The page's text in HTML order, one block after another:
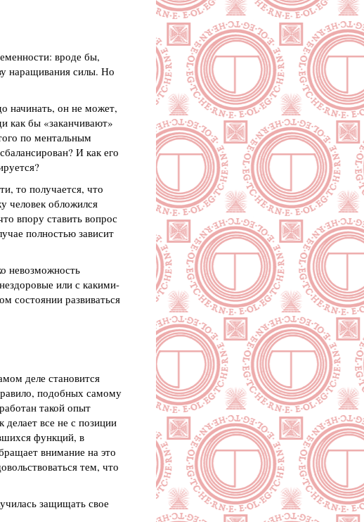
вроде бы,
наращивания силы. Но
начинать, он не может,
как бы «заканчивают»
по ментальным
И как его
то получается, что
человек обложился
впору ставить вопрос
полностью зависит
невозможность
или с какими-
состоянии развиваться
деле становится
подобных самому
такой опыт
все не с позиции
функций, в
внимание на это
тем, что
защищать свое